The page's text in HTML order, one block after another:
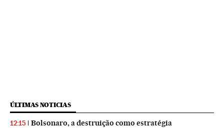
ÚLTIMAS NOTICIAS
12:15 Bolsonaro, a destruição como estratégia